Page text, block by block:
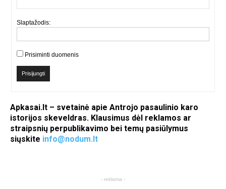
Slaptažodis:
Prisiminti duomenis
Prisijungti
Apkasai.lt – svetainė apie Antrojo pasaulinio karo
istorijos skeveldras. Klausimus dėl reklamos ar
straipsnių perpublikavimo bei temų pasiūlymus
siųskite info@nodum.lt
- reklama -